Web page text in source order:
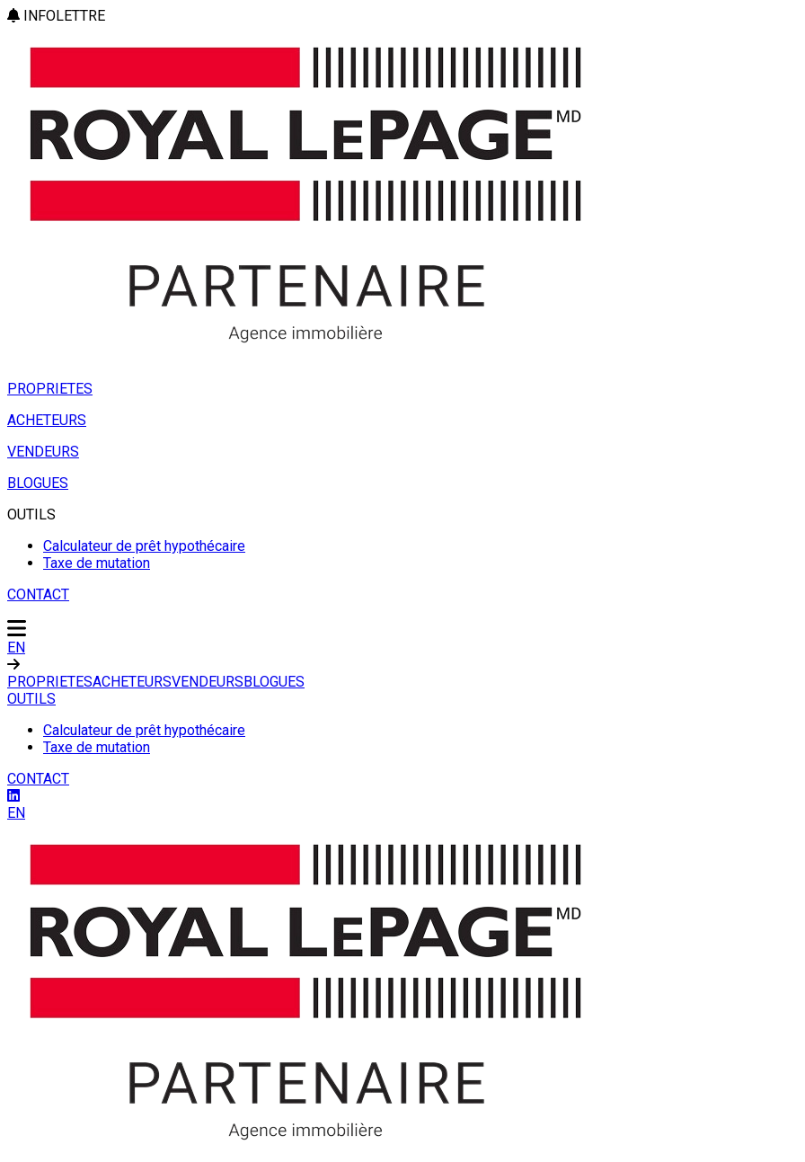
INFOLETTRE
PROPRIETES
ACHETEURS
VENDEURS
BLOGUES
OUTILS
Calculateur de prêt hypothécaire
Taxe de mutation
CONTACT
EN
PROPRIETESACHETEURSVENDEURSBLOGUES
OUTILS
Calculateur de prêt hypothécaire
Taxe de mutation
CONTACT
EN